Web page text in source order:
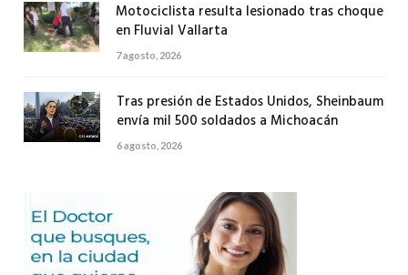
Motociclista resulta lesionado tras choque
en Fluvial Vallarta
7 agosto, 2026
Tras presión de Estados Unidos, Sheinbaum
envía mil 500 soldados a Michoacán
6 agosto, 2026